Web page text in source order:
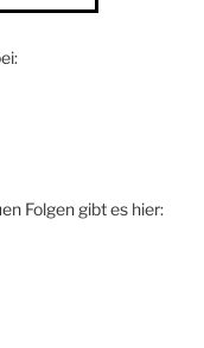
Folgen gibt es hier: